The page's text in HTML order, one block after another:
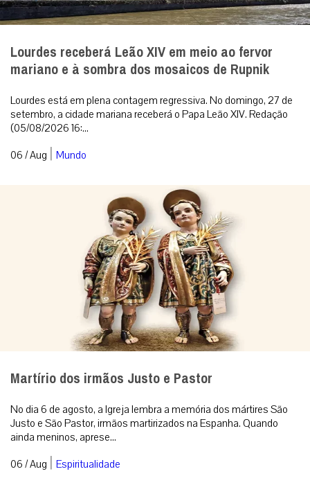
Lourdes receberá Leão XIV em meio ao fervor
mariano e à sombra dos mosaicos de Rupnik
Lourdes está em plena contagem regressiva. No domingo, 27 de
setembro, a cidade mariana receberá o Papa Leão XIV. Redação
(05/08/2026 16:...
06 / Aug | Mundo
Martírio dos irmãos Justo e Pastor
No dia 6 de agosto, a Igreja lembra a memória dos mártires São
Justo e São Pastor, irmãos martirizados na Espanha. Quando
ainda meninos, aprese...
06 / Aug | Espiritualidade